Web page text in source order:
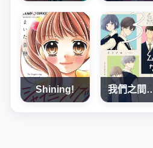
Shining! 我們之間，